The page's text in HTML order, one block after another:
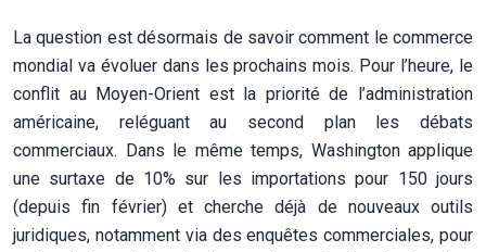
La question est désormais de savoir comment le commerce
mondial va évoluer dans les prochains mois. Pour l’heure, le
conflit au Moyen-Orient est la priorité de l’administration
américaine, reléguant au second plan les débats
commerciaux. Dans le même temps, Washington applique
une surtaxe de 10% sur les importations pour 150 jours
(depuis fin février) et cherche déjà de nouveaux outils
juridiques, notamment via des enquêtes commerciales, pour